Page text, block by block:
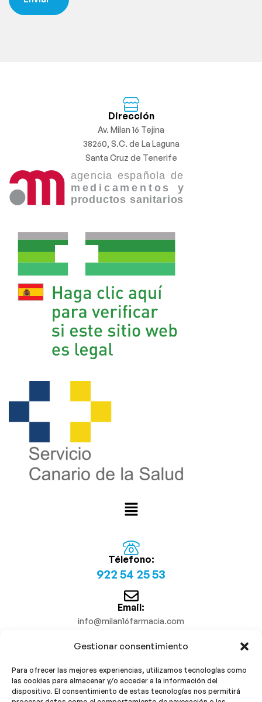
Gestionar consentimiento
Para ofrecer las mejores experiencias, utilizamos tecnologías como
las cookies para almacenar y/o acceder a la información del
dispositivo. El consentimiento de estas tecnologías nos permitirá
Dirección
Av. Milan 16 Tejina
38260, S.C. de La Laguna
Santa Cruz de Tenerife
Télefono:
922 54 25 53
Email:
info@milan16farmacia.com
¡Síguenos!